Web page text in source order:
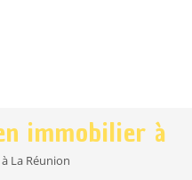
immobilier à
La Réunion